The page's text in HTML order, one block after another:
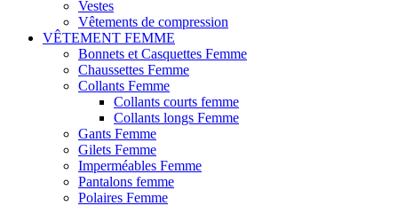
Vestes
Vêtements de compression
VÊTEMENT FEMME
Bonnets et Casquettes Femme
Chaussettes Femme
Collants Femme
Collants courts femme
Collants longs Femme
Gants Femme
Gilets Femme
Imperméables Femme
Pantalons femme
Polaires Femme